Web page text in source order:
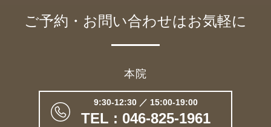
ご予約・お問い合わせはお気軽に
本院
9:30-12:30 ／ 15:00-19:00
TEL : 046-825-1961